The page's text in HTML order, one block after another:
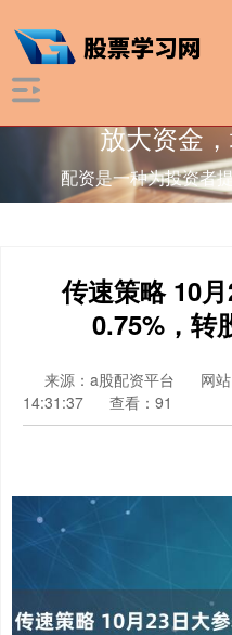
放大资金
配资是一种为投资者
传速策略 10
0.75%，转
来源：a股配资平台 网
14:31:37
查看：91